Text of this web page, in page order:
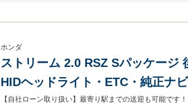
ホンダ
ストリーム 2.0 RSZ Sパッケージ
HIDヘッドライト・ETC・純正ナ
純正17インチアルミ・オートA/C